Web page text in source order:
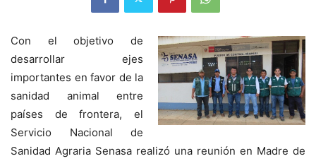
Con el objetivo de
desarrollar ejes
importantes en favor de la
sanidad animal entre
países de frontera, el
Servicio Nacional de
Sanidad Agraria Senasa realizó una reunión en Madre de